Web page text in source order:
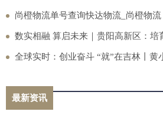
是最棒的角色介绍
尚橙物流单号查询快达物流_尚橙物流
数实相融 算启未来｜贵阳高新区：培
字经济新赛道 全球滚动
全球实时：创业奋斗 “就”在吉林丨黄
最新资讯